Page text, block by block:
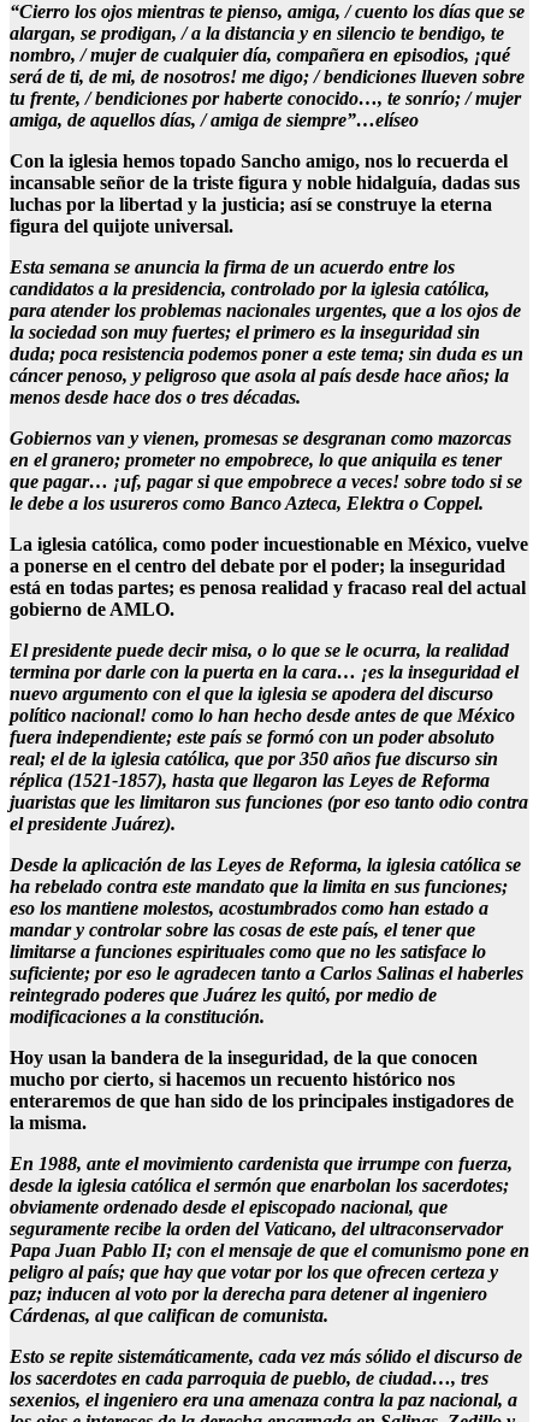
“Cierro los ojos mientras te pienso, amiga, / cuento los días que se
alargan, se prodigan, / a la distancia y en silencio te bendigo, te
nombro, / mujer de cualquier día, compañera en episodios, ¡qué
será de ti, de mi, de nosotros! me digo; / bendiciones llueven sobre
tu frente, / bendiciones por haberte conocido…, te sonrío; / mujer
amiga, de aquellos días, / amiga de siempre”…elíseo
Con la iglesia hemos topado Sancho amigo, nos lo recuerda el
incansable señor de la triste figura y noble hidalguía, dadas sus
luchas por la libertad y la justicia; así se construye la eterna
figura del quijote universal.
Esta semana se anuncia la firma de un acuerdo entre los
candidatos a la presidencia, controlado por la iglesia católica,
para atender los problemas nacionales urgentes, que a los ojos de
la sociedad son muy fuertes; el primero es la inseguridad sin
duda; poca resistencia podemos poner a este tema; sin duda es un
cáncer penoso, y peligroso que asola al país desde hace años; la
menos desde hace dos o tres décadas.
Gobiernos van y vienen, promesas se desgranan como mazorcas
en el granero; prometer no empobrece, lo que aniquila es tener
que pagar… ¡uf, pagar si que empobrece a veces! sobre todo si se
le debe a los usureros como Banco Azteca, Elektra o Coppel.
La iglesia católica, como poder incuestionable en México, vuelve
a ponerse en el centro del debate por el poder; la inseguridad
está en todas partes; es penosa realidad y fracaso real del actual
gobierno de AMLO.
El presidente puede decir misa, o lo que se le ocurra, la realidad
termina por darle con la puerta en la cara… ¡es la inseguridad el
nuevo argumento con el que la iglesia se apodera del discurso
político nacional! como lo han hecho desde antes de que México
fuera independiente; este país se formó con un poder absoluto
real; el de la iglesia católica, que por 350 años fue discurso sin
réplica (1521-1857), hasta que llegaron las Leyes de Reforma
juaristas que les limitaron sus funciones (por eso tanto odio contra
el presidente Juárez).
Desde la aplicación de las Leyes de Reforma, la iglesia católica se
ha rebelado contra este mandato que la limita en sus funciones;
eso los mantiene molestos, acostumbrados como han estado a
mandar y controlar sobre las cosas de este país, el tener que
limitarse a funciones espirituales como que no les satisface lo
suficiente; por eso le agradecen tanto a Carlos Salinas el haberles
reintegrado poderes que Juárez les quitó, por medio de
modificaciones a la constitución.
Hoy usan la bandera de la inseguridad, de la que conocen
mucho por cierto, si hacemos un recuento histórico nos
enteraremos de que han sido de los principales instigadores de
la misma.
En 1988, ante el movimiento cardenista que irrumpe con fuerza,
desde la iglesia católica el sermón que enarbolan los sacerdotes;
obviamente ordenado desde el episcopado nacional, que
seguramente recibe la orden del Vaticano, del ultraconservador
Papa Juan Pablo II; con el mensaje de que el comunismo pone en
peligro al país; que hay que votar por los que ofrecen certeza y
paz; inducen al voto por la derecha para detener al ingeniero
Cárdenas, al que califican de comunista.
Esto se repite sistemáticamente, cada vez más sólido el discurso de
los sacerdotes en cada parroquia de pueblo, de ciudad…, tres
sexenios, el ingeniero era una amenaza contra la paz nacional, a